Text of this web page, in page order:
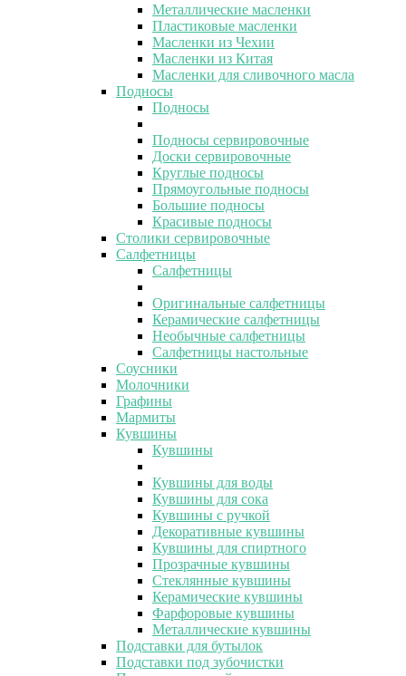
Металлические масленки
Пластиковые масленки
Масленки из Чехии
Масленки из Китая
Масленки для сливочного масла
Подносы
Подносы
Подносы сервировочные
Доски сервировочные
Круглые подносы
Прямоугольные подносы
Большие подносы
Красивые подносы
Столики сервировочные
Салфетницы
Салфетницы
Оригинальные салфетницы
Керамические салфетницы
Необычные салфетницы
Салфетницы настольные
Соусники
Молочники
Графины
Мармиты
Кувшины
Кувшины
Кувшины для воды
Кувшины для сока
Кувшины с ручкой
Декоративные кувшины
Кувшины для спиртного
Прозрачные кувшины
Стеклянные кувшины
Керамические кувшины
Фарфоровые кувшины
Металлические кувшины
Подставки для бутылок
Подставки под зубочистки